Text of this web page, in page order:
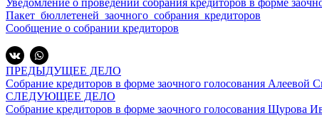
Уведомление о проведении собрания кредиторов в форме
Пакет_бюллетеней_заочного_собрания_кредиторов
Сообщение о собрании кредиторов
ПРЕДЫДУЩЕЕ ДЕЛО
Собрание кредиторов в форме заочного голосования
СЛЕДУЮЩЕЕ ДЕЛО
Собрание кредиторов в форме заочного голосования Щурова